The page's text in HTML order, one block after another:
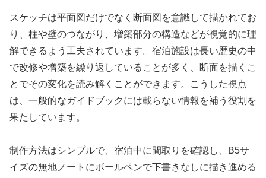
スケッチは平面図だけでなく断面図を意識して描かれてお
り、柱や壁のつながり、増築部分の構造などが視覚的に理
解できるよう工夫されています。宿泊施設は長い歴史の中
で改修や増築を繰り返していることが多く、断面を描くこ
とでその変化を読み解くことができます。こうした視点
は、一般的なガイドブックには載らない情報を補う役割を
果たしています。
制作方法はシンプルで、宿泊中に間取りを確認し、B5サ
イズの無地ノートにボールペンで下書きなしに描き進める